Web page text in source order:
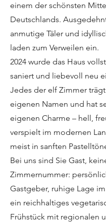
einem der schönsten
Deutschlands.
anmutige Täler und
laden zum Verweilen ein.
2024 wurde das Haus
saniert und liebevoll neu
Jedes der elf Zimmer
eigenen Namen und hat
eigenen Charme – hell,
verspielt im modernen
meist in sanften
Bei uns sind Sie Gast,
Zimmernummer:
Gastgeber, ruhige Lage
ein reichhaltiges
Frühstück mit regionalen